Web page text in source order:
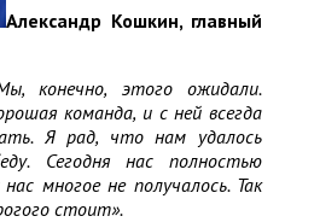
Александр Кошкин, главный
конечно, этого ожидали.
команда, и с ней всегда
Я рад, что нам удалось
Сегодня нас полностью
многое не получалось. Так
стоит».